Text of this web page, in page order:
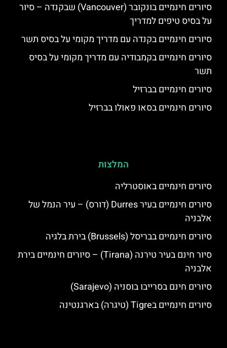
סיורים חינמיים בונקובר (Vancouver) שבקנדה – סיור
על בסיס טיפים למדריך
סיורים חינמיים בקנדה עם מדריך מקומי על בסיס תשר
סיורים חינמיים בקמבודיה עם מדריך מקומי על בסיס
תשר
סיורים חינמיים בברזיל
סיורים חינמיים בסאו פאולו בברזיל
המלצות
סיורים חינמיים באוסטרליה
סיורים חינמיים בעיר Durres (דורס) – עיר הנמל של
אלבניה
סיורים חינמיים בבריסל (Brussels) בירת בלגיה
סיור חינם בעיר טירנה (Tirana) – סיורים חינמיים בירת
אלבניה
סיורים חינם בסרייבו בוסניה (Sarajevo)
סיורים חינמיים בTigre (טיגרה) בארגנטינה